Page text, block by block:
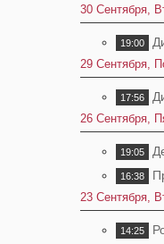
30 Сентября,
19:00
29 Сентября,
17:56
26 Сентября,
19:05
16:38
23 Сентября,
14:25